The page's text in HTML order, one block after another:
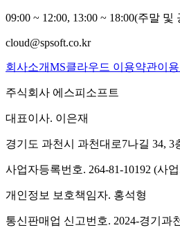
09:00 ~ 12:00, 13:00 ~ 18:00(주말
cloud@spsoft.co.kr
회사소개MS클라우드 이용약관이
주식회사 에스피소프트
대표이사. 이은재
경기도 과천시 과천대로7나길 34, 3
사업자등록번호. 264-81-10192 (사
개인정보 보호책임자. 홍석형
통신판매업 신고번호. 2024-경기과